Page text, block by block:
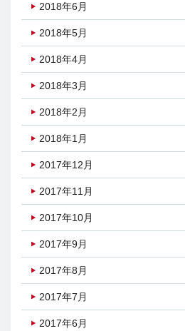
2018年6月
2018年5月
2018年4月
2018年3月
2018年2月
2018年1月
2017年12月
2017年11月
2017年10月
2017年9月
2017年8月
2017年7月
2017年6月